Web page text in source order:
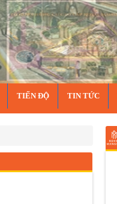
TIẾN ĐỘ TIN TỨC